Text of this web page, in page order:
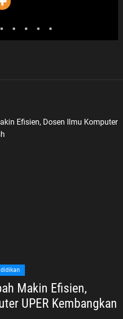
Makin Efisien,
UPER Kembangkan